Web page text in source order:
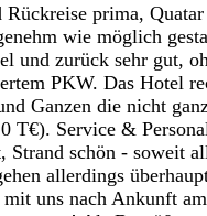
prima,
wie möglich
und zurück sehr gut,
PKW. Das Hotel
Ganzen die nicht
T€). Service &
Strand schön - soweit
allerdings
uns nach Ankunft